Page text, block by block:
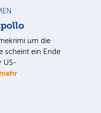
um die
scheint ein Ende
US-
mehr